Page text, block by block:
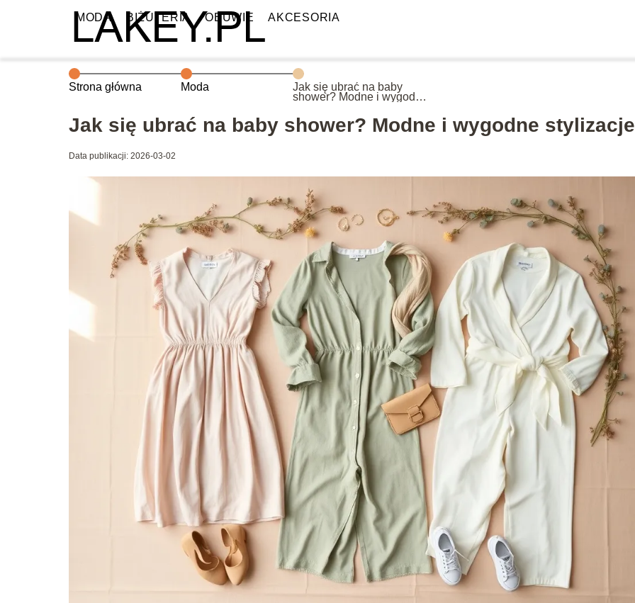
MODA BIŻUTERIA OBUWIE AKCESORIA
Strona główna Moda
Jak się ubrać na baby
shower? Modne i wygodne
Jak się ubrać na baby shower? Modne i wygodne stylizacje
Data publikacji: 2026-03-02